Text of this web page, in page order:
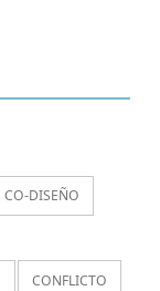
CO-DISEÑO
CONFLICTO